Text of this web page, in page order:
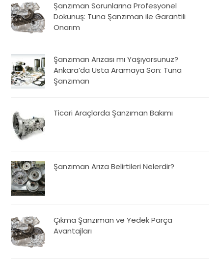
Şanzıman Sorunlarına Profesyonel
Dokunuş: Tuna Şanzıman ile Garantili
Onarım
Şanzıman Arızası mı Yaşıyorsunuz?
Ankara’da Usta Aramaya Son: Tuna
Şanzıman
Ticari Araçlarda Şanzıman Bakımı
Şanzıman Arıza Belirtileri Nelerdir?
Çıkma Şanzıman ve Yedek Parça
Avantajları